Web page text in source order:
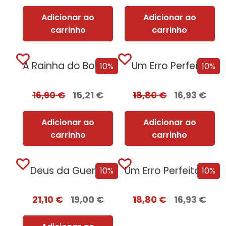
Adicionar ao
carrinho
Adicionar ao
carrinho
10%
A Rainha do BookTok
16,90€ 15,21 €
Adicionar ao
carrinho
10%
Um Erro Perfeito
18,80€ 16,93 €
Adicionar ao
carrinho
10%
Deus da Guerra
21,10€ 19,00 €
10%
Um Erro Perfeito – Edição com EDGES
18,80€ 16,93 €